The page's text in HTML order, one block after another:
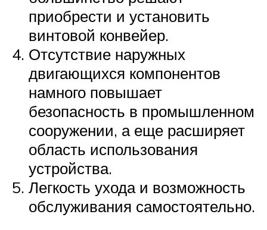
приобрести и установить
винтовой конвейер.
Отсутствие наружных
двигающихся компонентов
намного повышает
безопасность в промышленном
сооружении, а еще расширяет
область использования
устройства.
Легкость ухода и возможность
обслуживания самостоятельно.